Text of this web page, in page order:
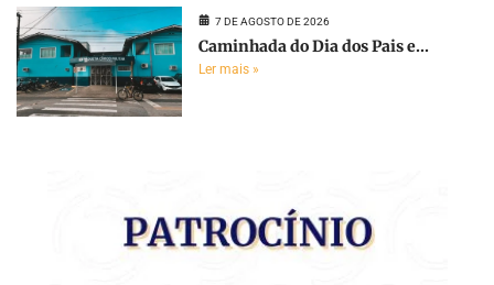
7 DE AGOSTO DE 2026
Caminhada do Dia dos Pais e...
Ler mais »